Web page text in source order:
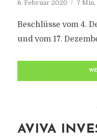
6. Februar 2020 7
Beschlüsse vom 4.
und vom 17.
AVIVA